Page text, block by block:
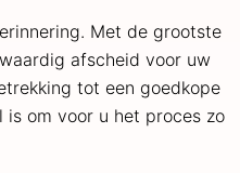
Met de grootste
afscheid voor uw
tot een goedkope
is om voor u het proces zo